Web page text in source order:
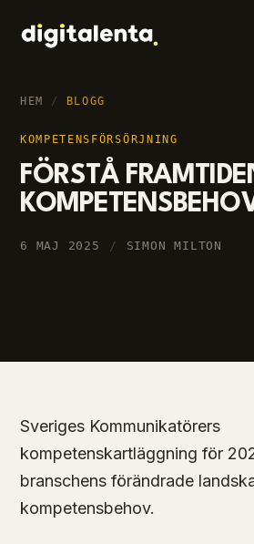
HEM / BLOGG
KOMPETENSFÖRSÖRJNING
FÖRSTÅ
6 MAJ 2025 / SIMON MILTON
Sveriges Kommunikatörers
kompetenskartläggning för
branschens förändrade
kompetensbehov.